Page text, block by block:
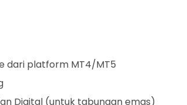
dari platform MT4/MT5
Digital (untuk tabungan emas)